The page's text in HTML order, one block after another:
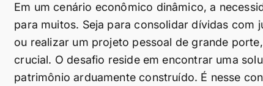
Em um cenário econômico dinâmico, a
para muitos. Seja para consolidar dívidas com
ou realizar um projeto pessoal de grande
crucial. O desafio reside em encontrar uma
patrimônio arduamente construído. É nesse